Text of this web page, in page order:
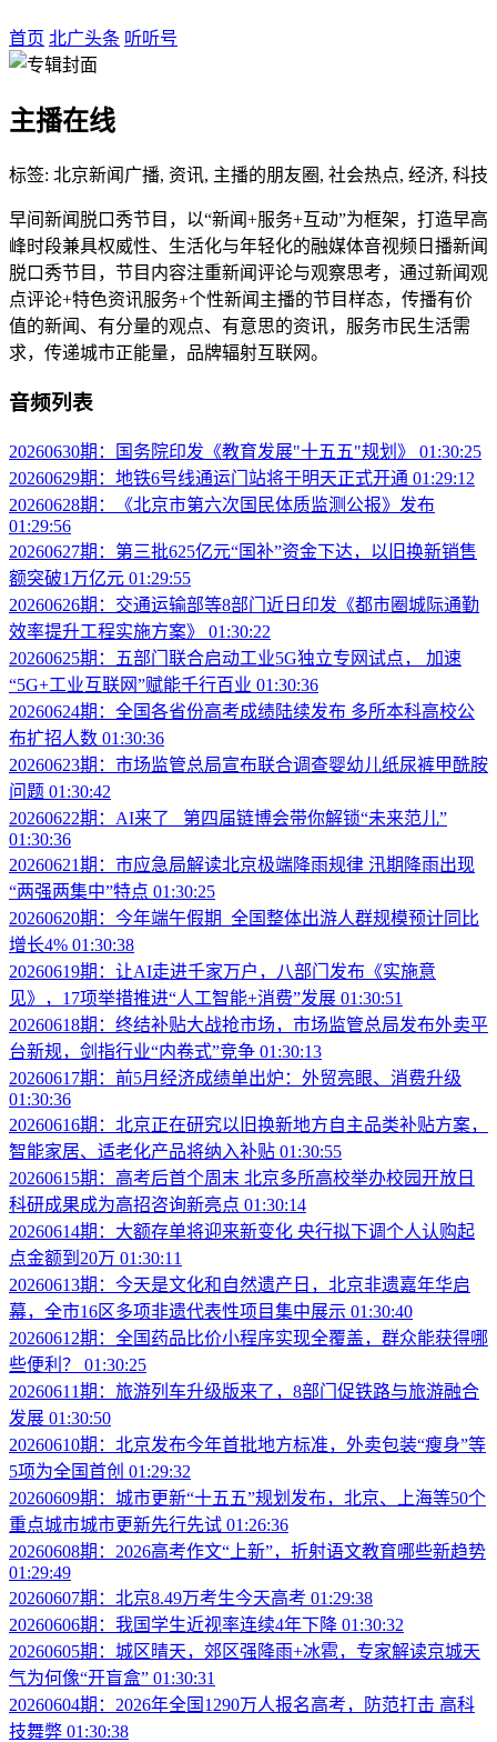
首页 北广头条 听听号
主播在线
标签: 北京新闻广播, 资讯, 主播的朋友圈, 社会热点, 经济, 科技
早间新闻脱口秀节目，以“新闻+服务+互动”为框架，打造早高
峰时段兼具权威性、生活化与年轻化的融媒体音视频日播新闻
脱口秀节目，节目内容注重新闻评论与观察思考，通过新闻观
点评论+特色资讯服务+个性新闻主播的节目样态，传播有价
值的新闻、有分量的观点、有意思的资讯，服务市民生活需
求，传递城市正能量，品牌辐射互联网。
音频列表
20260630期：国务院印发《教育发展"十五五"规划》
01:30:25
20260629期：地铁6号线通运门站将于明天正式开通 01:29:12
20260628期：《北京市第六次国民体质监测公报》发布
01:29:56
20260627期：第三批625亿元“国补”资金下达，以旧换新销售
额突破1万亿元 01:29:55
20260626期：交通运输部等8部门近日印发《都市圈城际通勤
效率提升工程实施方案》
01:30:22
20260625期：五部门联合启动工业5G独立专网试点， 加速
“5G+工业互联网”赋能千行百业 01:30:36
20260624期：全国各省份高考成绩陆续发布 多所本科高校公
布扩招人数 01:30:36
20260623期：市场监管总局宣布联合调查婴幼儿纸尿裤甲酰胺
问题 01:30:42
20260622期：AI来了 第四届链博会带你解锁“未来范儿”
01:30:36
20260621期：市应急局解读北京极端降雨规律 汛期降雨出现
“两强两集中”特点 01:30:25
20260620期：今年端午假期 全国整体出游人群规模预计同比
增长4% 01:30:38
20260619期：让AI走进千家万户，八部门发布《实施意
见》，17项举措推进“人工智能+消费”发展 01:30:51
20260618期：终结补贴大战抢市场，市场监管总局发布外卖平
台新规，剑指行业“内卷式”竞争 01:30:13
20260617期：前5月经济成绩单出炉：外贸亮眼、消费升级
01:30:36
20260616期：北京正在研究以旧换新地方自主品类补贴方案，
智能家居、适老化产品将纳入补贴 01:30:55
20260615期：高考后首个周末 北京多所高校举办校园开放日
科研成果成为高招咨询新亮点 01:30:14
20260614期：大额存单将迎来新变化 央行拟下调个人认购起
点金额到20万 01:30:11
20260613期：今天是文化和自然遗产日，北京非遗嘉年华启
幕，全市16区多项非遗代表性项目集中展示 01:30:40
20260612期：全国药品比价小程序实现全覆盖，群众能获得哪
些便利？
01:30:25
20260611期：旅游列车升级版来了，8部门促铁路与旅游融合
发展 01:30:50
20260610期：北京发布今年首批地方标准，外卖包装“瘦身”等
5项为全国首创 01:29:32
20260609期：城市更新“十五五”规划发布，北京、上海等50个
重点城市城市更新先行先试 01:26:36
20260608期：2026高考作文“上新”，折射语文教育哪些新趋势
01:29:49
20260607期：北京8.49万考生今天高考 01:29:38
20260606期：我国学生近视率连续4年下降 01:30:32
20260605期：城区晴天，郊区强降雨+冰雹，专家解读京城天
气为何像“开盲盒” 01:30:31
20260604期：2026年全国1290万人报名高考，防范打击 高科
技舞弊 01:30:38